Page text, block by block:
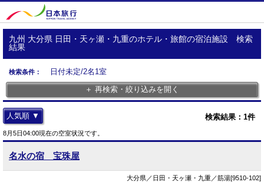
九州 大分県 日田・天ヶ瀬・九重のホテル・旅館の宿泊施設 検索
結果
検索条件：
日付未定/2名1室
＋ 再検索・絞り込みを開く
検索結果： 1件
人気順 ▼
8月5日04:00現在の空室状況です。
名水の宿 宝珠屋
大分県／日田・天ヶ瀬・九重／筋湯[9510-102]